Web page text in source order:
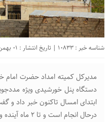
شناسه خبر : 10833 | تاریخ انتشار : 01 بهمن 1402 - 6:51 |
دستگاه پنل خورشیدی ویژه
درحال انجام است و تا ۲ ماه آینده وارد مدار تولید خواهد شد.